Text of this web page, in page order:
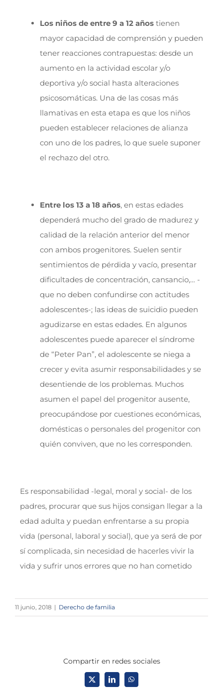
Los niños de entre 9 a 12 años tienen
mayor capacidad de comprensión y pueden
tener reacciones contrapuestas: desde un
aumento en la actividad escolar y/o
deportiva y/o social hasta alteraciones
psicosomáticas. Una de las cosas más
llamativas en esta etapa es que los niños
pueden establecer relaciones de alianza
con uno de los padres, lo que suele suponer
el rechazo del otro.
Entre los 13 a 18 años, en estas edades
dependerá mucho del grado de madurez y
calidad de la relación anterior del menor
con ambos progenitores. Suelen sentir
sentimientos de pérdida y vacío, presentar
dificultades de concentración, cansancio,… -
que no deben confundirse con actitudes
adolescentes-; las ideas de suicidio pueden
agudizarse en estas edades. En algunos
adolescentes puede aparecer el síndrome
de “Peter Pan”, el adolescente se niega a
crecer y evita asumir responsabilidades y se
desentiende de los problemas. Muchos
asumen el papel del progenitor ausente,
preocupándose por cuestiones económicas,
domésticas o personales del progenitor con
quién conviven, que no les corresponden.
Es responsabilidad -legal, moral y social- de los
padres, procurar que sus hijos consigan llegar a la
edad adulta y puedan enfrentarse a su propia
vida (personal, laboral y social), que ya será de por
sí complicada, sin necesidad de hacerles vivir la
vida y sufrir unos errores que no han cometido
11 junio, 2018 | Derecho de familia
Compartir en redes sociales
X LinkedInWhatsApp